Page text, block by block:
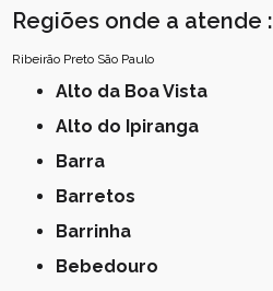
Regiões onde a atende :
Ribeirão Preto São Paulo
Alto da Boa Vista
Alto do Ipiranga
Barra
Barretos
Barrinha
Bebedouro